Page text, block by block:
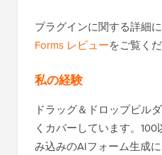
プラグインに関する詳細に
Forms レビューをご覧くだ
私の経験
ドラッグ＆ドロップビル
くカバーしています。
み込みのAIフォーム生成